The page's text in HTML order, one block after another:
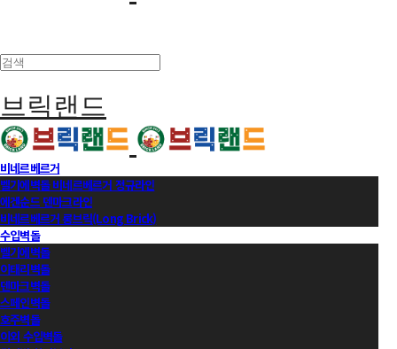
브릭랜드
비네르베르거
벨기에벽돌 비네르베르거 정규라인
에겐순드 덴마크라인
비네르베르거 롱브릭(Long Brick)
수입벽돌
벨기에벽돌
이태리벽돌
덴마크벽돌
스페인벽돌
호주벽돌
이외 수입벽돌